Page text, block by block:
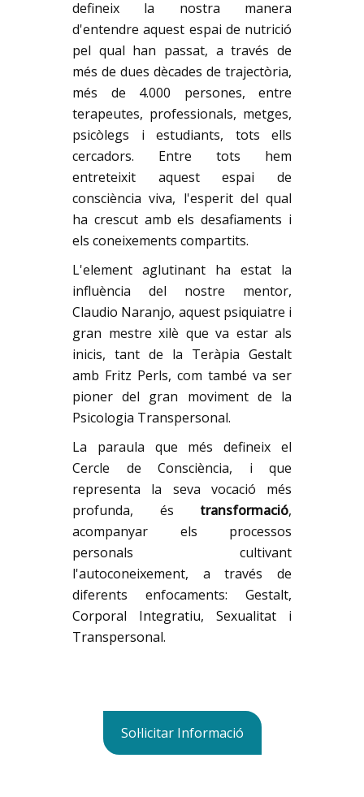
defineix la nostra manera
d'entendre aquest espai de nutrició
pel qual han passat, a través de
més de dues dècades de trajectòria,
més de 4.000 persones, entre
terapeutes, professionals, metges,
psicòlegs i estudiants, tots ells
cercadors. Entre tots hem
entreteixit aquest espai de
consciència viva, l'esperit del qual
ha crescut amb els desafiaments i
els coneixements compartits.
L'element aglutinant ha estat la
influència del nostre mentor,
Claudio Naranjo, aquest psiquiatre i
gran mestre xilè que va estar als
inicis, tant de la Teràpia Gestalt
amb Fritz Perls, com també va ser
pioner del gran moviment de la
Psicologia Transpersonal.
La paraula que més defineix el
Cercle de Consciència, i que
representa la seva vocació més
profunda, és transformació,
acompanyar els processos
personals cultivant
l'autoconeixement, a través de
diferents enfocaments: Gestalt,
Corporal Integratiu, Sexualitat i
Transpersonal.
Sol·licitar Informació